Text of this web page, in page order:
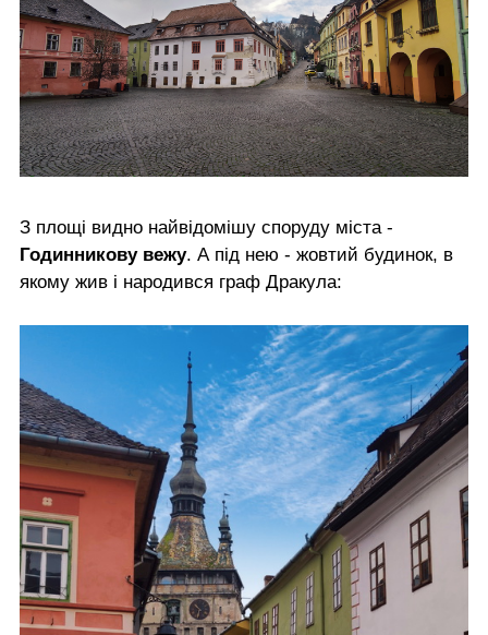
З площі видно найвідомішу споруду міста -
Годинникову вежу. А під нею - жовтий будинок, в
якому жив і народився граф Дракула: